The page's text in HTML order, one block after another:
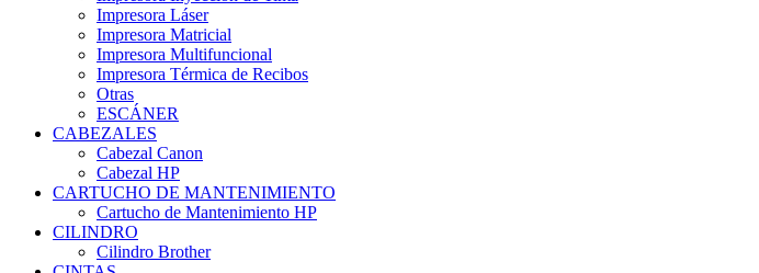
Impresora Láser
Impresora Matricial
Impresora Multifuncional
Impresora Térmica de Recibos
Otras
ESCÁNER
CABEZALES
Cabezal Canon
Cabezal HP
CARTUCHO DE MANTENIMIENTO
Cartucho de Mantenimiento HP
CILINDRO
Cilindro Brother